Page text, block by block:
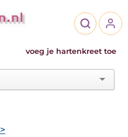
voeg je hartenkreet toe